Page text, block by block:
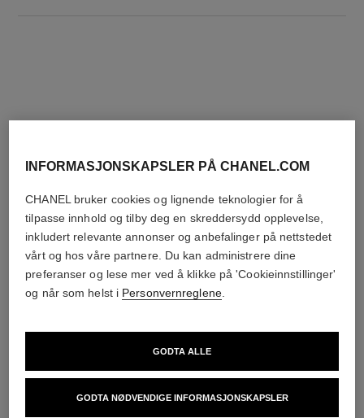
INFORMASJONSKAPSLER PÅ CHANEL.COM
CHANEL bruker cookies og lignende teknologier for å
tilpasse innhold og tilby deg en skreddersydd opplevelse,
inkludert relevante annonser og anbefalinger på nettstedet
vårt og hos våre partnere. Du kan administrere dine
preferanser og lese mer ved å klikke på 'Cookieinnstillinger'
og når som helst i Personvernreglene.
GODTA NØDVENDIGE INFORMASJONSKAPSLER
GODTA ALLE